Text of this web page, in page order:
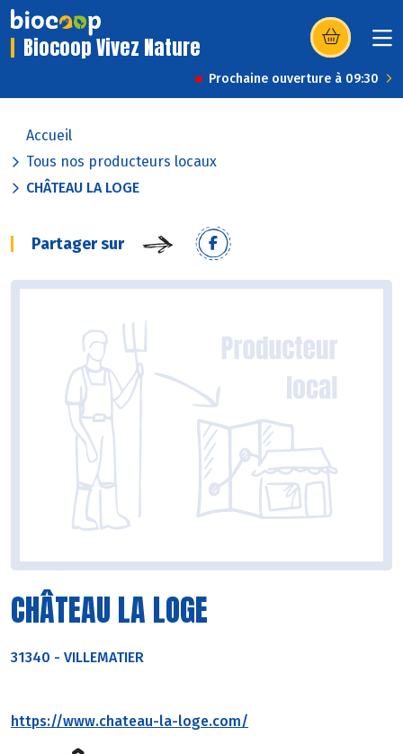
Biocoop Vivez Nature (s’ouvre dans
Prochaine ouverture à 09:30
Accueil
Tous nos producteurs locaux
CHÂTEAU LA LOGE
Partager sur
CHÂTEAU LA LOGE
31340 - VILLEMATIER
https://www.chateau-la-loge.com/